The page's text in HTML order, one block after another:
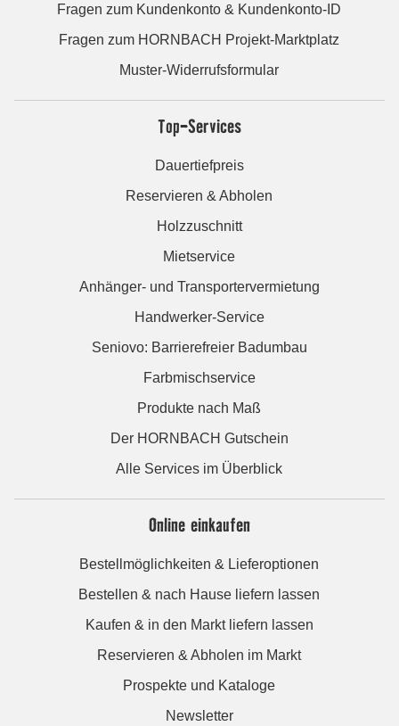
Fragen zum Kundenkonto & Kundenkonto-ID
Fragen zum HORNBACH Projekt-Marktplatz
Muster-Widerrufsformular
Top-Services
Dauertiefpreis
Reservieren & Abholen
Holzzuschnitt
Mietservice
Anhänger- und Transportervermietung
Handwerker-Service
Seniovo: Barrierefreier Badumbau
Farbmischservice
Produkte nach Maß
Der HORNBACH Gutschein
Alle Services im Überblick
Online einkaufen
Bestellmöglichkeiten & Lieferoptionen
Bestellen & nach Hause liefern lassen
Kaufen & in den Markt liefern lassen
Reservieren & Abholen im Markt
Prospekte und Kataloge
Newsletter